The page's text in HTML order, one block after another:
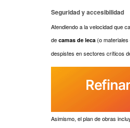
Seguridad y accesibilidad
Atendiendo a la velocidad que
de camas de leca (o
despistes en sectores críticos
Asimismo, el plan de obras